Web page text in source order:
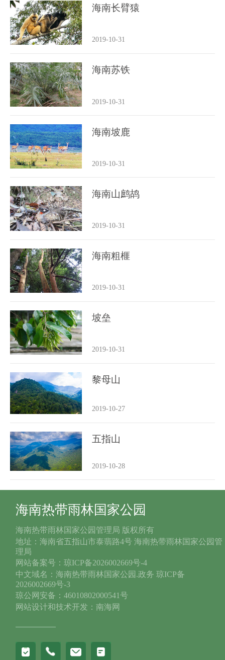
海南长臂猿
2019-10-31
海南苏铁
2019-10-31
海南坡鹿
2019-10-31
海南山鹧鸪
2019-10-31
海南粗榧
2019-10-31
坡垒
2019-10-31
黎母山
2019-10-27
五指山
2019-10-28
海南热带雨林国家公园
海南热带雨林国家公园管理局 版权所有
地址：海南省五指山市泰翡路4号 海南热带雨林国家公园管
理局
网站备案号：琼ICP备2026002669号-4
中文域名：海南热带雨林国家公园.政务 琼ICP备
2026002669号-3
琼公网安备：46010802000541号
网站设计和技术开发：南海网